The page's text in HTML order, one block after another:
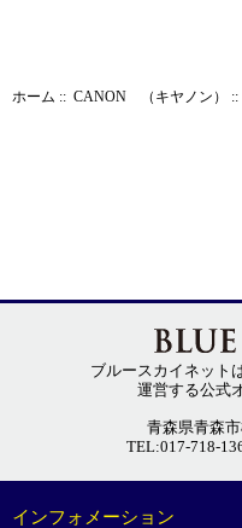
ホーム :: CANON （キヤノン） ::
ブルースカイネット
運営する公式
青森県青森
TEL:017-718-
インフォメーション